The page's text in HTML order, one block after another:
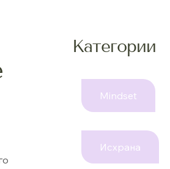
Категории
Mindset
Исхрана